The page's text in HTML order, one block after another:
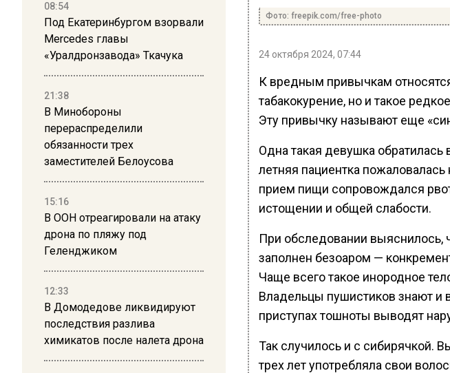
08:54
Под Екатеринбургом взорвали
Mercedes главы
«Уралдронзавода» Ткачука
21:38
В Минобороны
перераспределили
обязанности трех
заместителей Белоусова
15:16
В ООН отреагировали на атаку
дрона по пляжу под
Геленджиком
12:33
В Домодедове ликвидируют
последствия разлива
химикатов после налета дрона
Фото: freepik.com/free-photo
24 октября 2024, 07:44
К вредным привычкам
табакокурение, но и такое
Эту привычку называют еще
Одна такая девушка
летняя пациентка
прием пищи сопровождался
истощении и общей слабости.
При обследовании
заполнен безоаром —
Чаще всего такое инородное
Владельцы пушистиков знают и
приступах тошноты выводят
Так случилось и с сибирячкой.
трех лет употребляла свои